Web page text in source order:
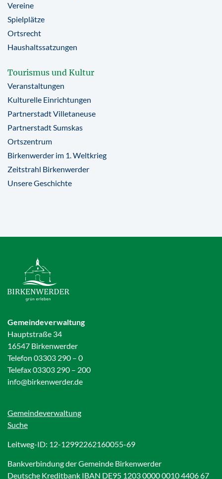
Vereine
Spielplätze
Ortsrecht
Haushaltssatzungen
Tourismus und Kultur
Veranstaltungen
Kulturelle Einrichtungen
Partnerstadt Villetaneuse
Partnerstadt Sumskas
Ortszentrum
Birkenwerder im 1. Weltkrieg
Zeitstrahl Birkenwerder
Unsere Geschichte
Gemeindeverwaltung
Hauptstraße 34
16547 Birkenwerder
Telefon 03303 290 – 0
Telefax 03303 290 – 200
info@birkenwerder.de
Gemeindeverwaltung
Suche
Leitweg-ID: 12-12992262160055-69
Bankverbindung der Gemeinde Birkenwerder
Deutsche Kreditbank IBAN DE95 1203 0000 0010 4406 67